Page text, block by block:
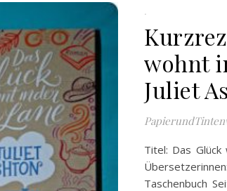
.
wohnt
Juliet
Titel: Das
Taschenbuch